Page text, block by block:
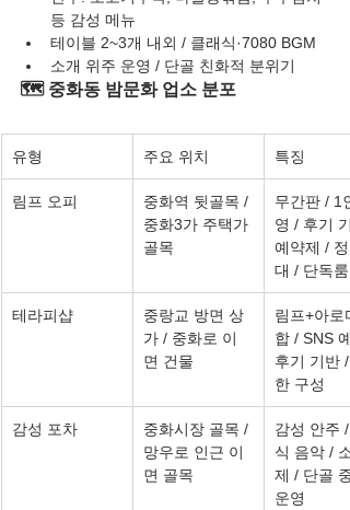
등 감성 메뉴
테이블 2~3개 내외 / 클래식·7080 BGM
소개 위주 운영 / 단골 친화적 분위기
🗺️ 중화동 밤문화 업소 분포
유형 주요 위치 특징
림프 오피
중화역 뒷골목 /
중화3가 주택가
골목
무간판 / 1
영 / 후기
예약제 / 정
대 / 단독룸
테라피샵
중랑교 방면 상
가 / 중화로 이
면 건물
림프+아로
합 / SNS
후기 기반 /
한 구성
감성 포차
중화시장 골목 /
망우로 인근 이
면 골목
감성 안주 /
식 음악 / 소
제 / 단골
운영